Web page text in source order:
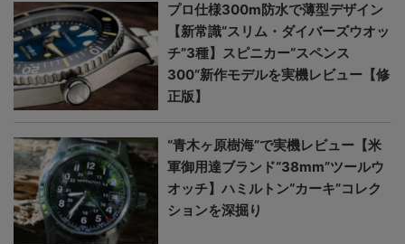
プロ仕様300m防水で薄型デザイン
【新常識“スリム・ダイバーズウオッ
チ”3種】スピニカー“スペンス
300”新作モデルを実機レビュー【修
正版】
“青木ヶ原樹海”で実機レビュー【米
軍御用達ブランド“38mm”ツールウ
オッチ】ハミルトン“カーキ”コレク
ションを深掘り